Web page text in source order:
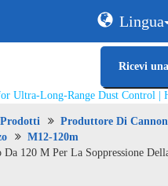
Lingua
Ricevi
Produttore Di
M12-120m
Da 120 M Per La Soppressione